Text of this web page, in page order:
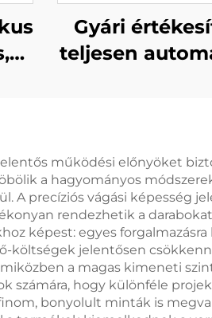
Gyári
teljesen
gép
működési előnyöket
a hagyományos
precíziós vágási képesség
rendezhetik a
képest: egyes
költségek jelentősen
a magas kimeneti
számára, hogy különféle
bonyolult minták is